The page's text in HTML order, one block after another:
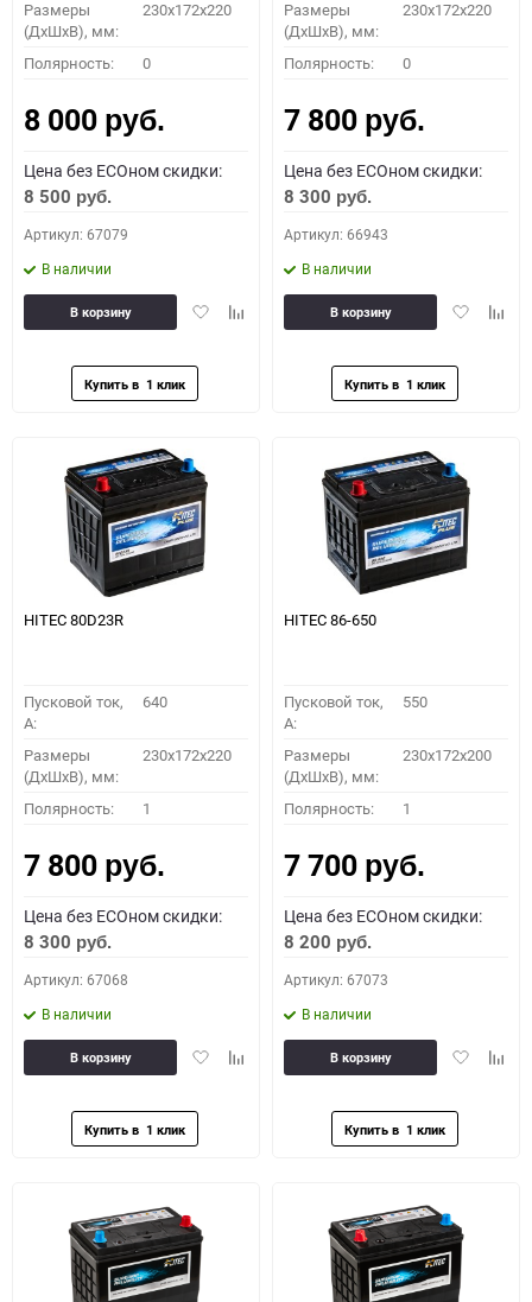
Размеры
(ДхШхВ), мм:
230x172x220
Полярность: 0
8 000 руб.
Цена без ECOном скидки:
8 500 руб.
Артикул: 67079
В наличии
ДобавитьДобавить
В корзину
Размеры
(ДхШхВ), мм:
230x172x220
Полярность: 0
7 800 руб.
Цена без ECOном скидки:
8 300 руб.
Артикул: 66943
В наличии
Добавить
В корзину
HITEC 80D23R
Пусковой ток,
A:
640
Размеры
(ДхШхВ), мм:
230x172x220
Полярность: 1
7 800 руб.
Цена без ECOном скидки:
8 300 руб.
Артикул: 67068
В наличии
ДобавитьДобавить
В корзину
HITEC 86-650
Пусковой ток,
A:
550
Размеры
(ДхШхВ), мм:
230x172x200
Полярность: 1
7 700 руб.
Цена без ECOном скидки:
8 200 руб.
Артикул: 67073
В наличии
Добавить
В корзину